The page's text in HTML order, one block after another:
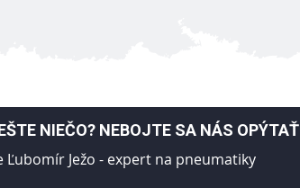
NIEČO? NEBOJTE SA NÁS OPÝTAŤ
Ľubomír Ježo - expert na pneumatiky